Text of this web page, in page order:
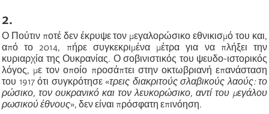
2.
Ο Πούτιν ποτέ δεν έκρυψε τον μεγαλορώσικο εθνικισμό του και,
από το 2014, πήρε συγκεκριμένα μέτρα για να πλήξει την
κυριαρχία της Ουκρανίας. Ο σοβινιστικός του ψευδο-ιστορικός
λόγος, με τον οποίο προσάπτει στην οκτωβριανή επανάσταση
του 1917 ότι συγκρότησε «τρεις διακριτούς σλαβικούς λαούς: το
ρώσικο, τον ουκρανικό και τονλευκορώσικο, αντί του μεγάλου
ρωσικού έθνους», δεν είναι πρόσφατη επινόηση.